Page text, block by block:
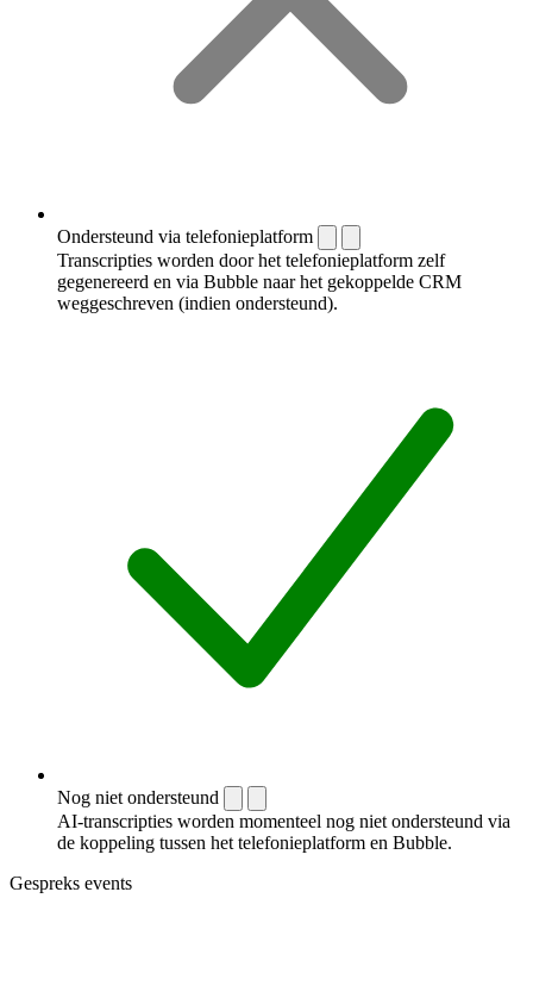
Ondersteund via telefonieplatform
Transcripties worden door het telefonieplatform zelf
gegenereerd en via Bubble naar het gekoppelde CRM
weggeschreven (indien ondersteund).
Nog niet ondersteund
AI-transcripties worden momenteel nog niet ondersteund via
de koppeling tussen het telefonieplatform en Bubble.
Gespreks events